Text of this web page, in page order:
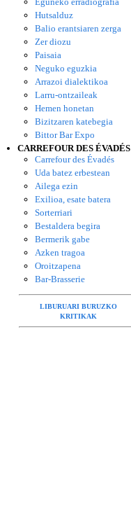
Hutsalduz
Balio erantsiaren zerga
Zer diozu
Paisaia
Neguko eguzkia
Arrazoi dialektikoa
Larru-ontzaileak
Hemen honetan
Bizitzaren katebegia
Bittor Bar Expo
CARREFOUR DES ÉVADÉS
Carrefour des Évadés
Uda batez erbestean
Ailega ezin
Exilioa, esate batera
Sorterriari
Bestaldera begira
Bermerik gabe
Azken tragoa
Oroitzapena
Bar-Brasserie
LIBURUARI BURUZKO
KRITIKAK